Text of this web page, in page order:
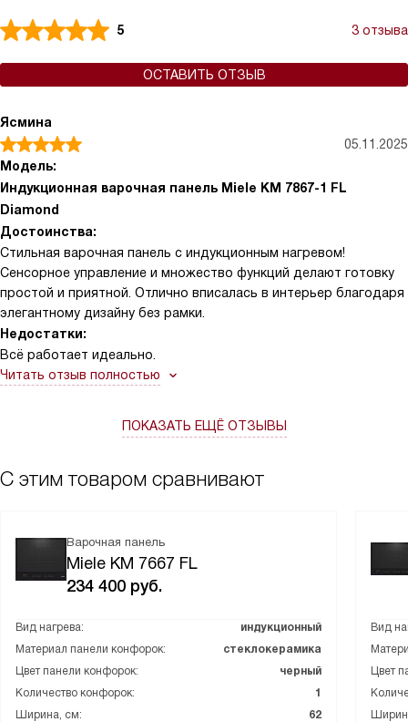
5 3 отзыва
ОСТАВИТЬ ОТЗЫВ
Ясмина
05.11.2025
Модель:
Индукционная варочная панель Miele KM 7867-1 FL
Diamond
Достоинства:
Стильная варочная панель с индукционным нагревом!
Сенсорное управление и множество функций делают готовку
простой и приятной. Отлично вписалась в интерьер благодаря
элегантному дизайну без рамки.
Недостатки:
Всё работает идеально.
Читать отзыв полностью
ПОКАЗАТЬ ЕЩЁ ОТЗЫВЫ
С этим товаром сравнивают
Варочная панель
Miele KM 7667 FL
234 400 руб.
Вид нагрева:
индукционный
Материал панели конфорок:
стеклокерамика
Цвет панели конфорок:
черный
Количество конфорок:
1
Ширина, см:
62
Вид
Цвет